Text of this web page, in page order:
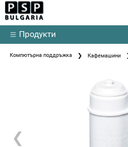
Продукти
Компютърна поддръжка Кафемашини
❮